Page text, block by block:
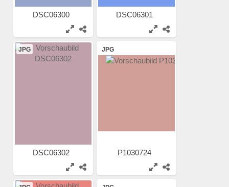
DSC06300 DSC06301
JPG
DSC06302
JPG
P1030724